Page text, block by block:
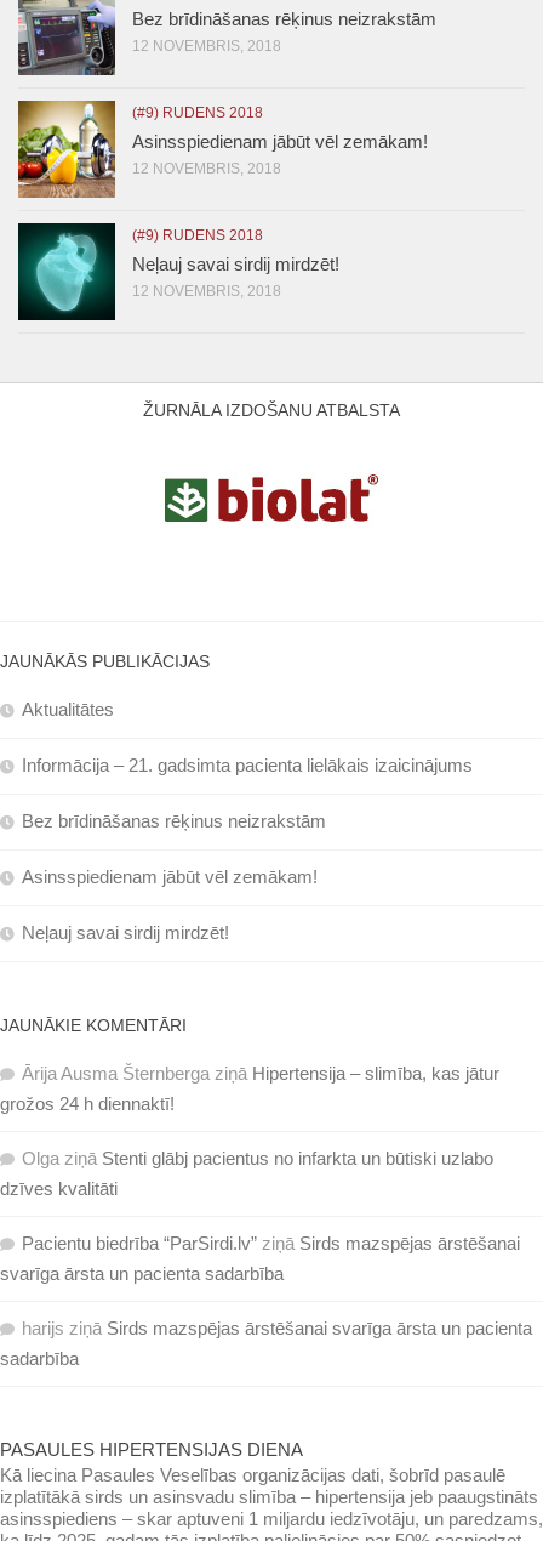
Bez brīdināšanas rēķinus neizrakstām
12 NOVEMBRIS, 2018
(#9) RUDENS 2018
Asinsspiedienam jābūt vēl zemākam!
12 NOVEMBRIS, 2018
(#9) RUDENS 2018
Neļauj savai sirdij mirdzēt!
12 NOVEMBRIS, 2018
ŽURNĀLA IZDOŠANU ATBALSTA
JAUNĀKĀS PUBLIKĀCIJAS
Aktualitātes
Informācija – 21. gadsimta pacienta lielākais izaicinājums
Bez brīdināšanas rēķinus neizrakstām
Asinsspiedienam jābūt vēl zemākam!
Neļauj savai sirdij mirdzēt!
JAUNĀKIE KOMENTĀRI
Ārija Ausma Šternberga ziņā Hipertensija – slimība, kas jātur
grožos 24 h diennaktī!
Olga ziņā Stenti glābj pacientus no infarkta un būtiski uzlabo
dzīves kvalitāti
Pacientu biedrība “ParSirdi.lv” ziņā Sirds mazspējas ārstēšanai
svarīga ārsta un pacienta sadarbība
harijs ziņā Sirds mazspējas ārstēšanai svarīga ārsta un pacienta
sadarbība
PASAULES HIPERTENSIJAS DIENA
Kā liecina Pasaules Veselības organizācijas dati, šobrīd pasaulē
izplatītākā sirds un asinsvadu slimība – hipertensija jeb paaugstināts
asinsspiediens – skar aptuveni 1 miljardu iedzīvotāju, un paredzams,